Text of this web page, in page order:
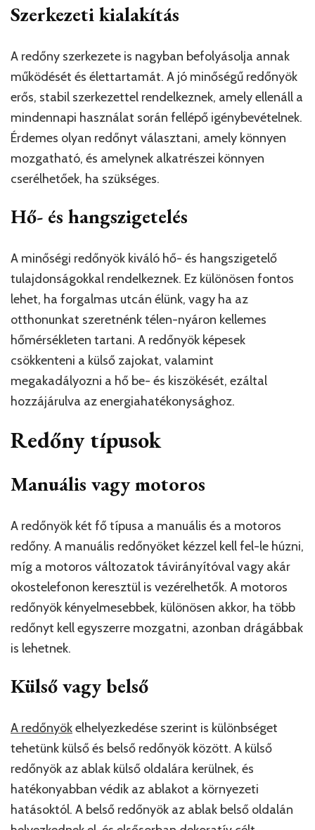
Szerkezeti kialakítás
A redőny szerkezete is nagyban befolyásolja annak
működését és élettartamát. A jó minőségű redőnyök
erős, stabil szerkezettel rendelkeznek, amely ellenáll a
mindennapi használat során fellépő igénybevételnek.
Érdemes olyan redőnyt választani, amely könnyen
mozgatható, és amelynek alkatrészei könnyen
cserélhetőek, ha szükséges.
Hő- és hangszigetelés
A minőségi redőnyök kiváló hő- és hangszigetelő
tulajdonságokkal rendelkeznek. Ez különösen fontos
lehet, ha forgalmas utcán élünk, vagy ha az
otthonunkat szeretnénk télen-nyáron kellemes
hőmérsékleten tartani. A redőnyök képesek
csökkenteni a külső zajokat, valamint
megakadályozni a hő be- és kiszökését, ezáltal
hozzájárulva az energiahatékonysághoz.
Redőny típusok
Manuális vagy motoros
A redőnyök két fő típusa a manuális és a motoros
redőny. A manuális redőnyöket kézzel kell fel-le húzni,
míg a motoros változatok távirányítóval vagy akár
okostelefonon keresztül is vezérelhetők. A motoros
redőnyök kényelmesebbek, különösen akkor, ha több
redőnyt kell egyszerre mozgatni, azonban drágábbak
is lehetnek.
Külső vagy belső
A redőnyökelhelyezkedése szerint is különbséget
tehetünk külső és belső redőnyök között. A külső
redőnyök az ablak külső oldalára kerülnek, és
hatékonyabban védik az ablakot a környezeti
hatásoktól. A belső redőnyök az ablak belső oldalán